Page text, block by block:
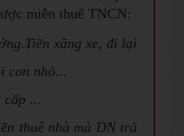
miễn thuế TNCN:
xăng xe, đi lại
con nhỏ...
cấp ...
thuê nhà mà DN trả